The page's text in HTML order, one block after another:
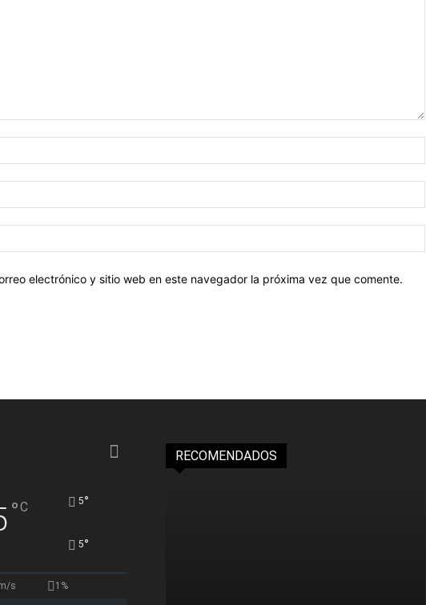
electrónico y sitio web en este navegador la próxima vez que comente.
°C 5°
5°
s 1%
RECOMENDADOS